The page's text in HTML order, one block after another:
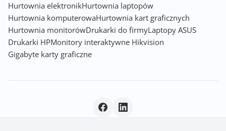
Hurtownia elektronikHurtownia laptopów
Hurtownia komputerowaHurtownia kart graficznych
Hurtownia monitorówDrukarki do firmyLaptopy ASUS
Drukarki HPMonitory interaktywne Hikvision
Gigabyte karty graficzne